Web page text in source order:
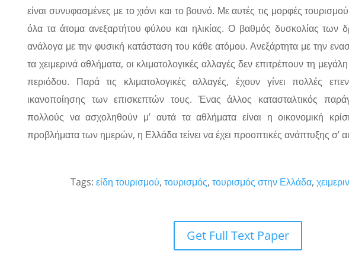
είναι συνυφασμένες με το χιόνι και το βουνό. Με αυτές τις μορφές
όλα τα άτομα ανεξαρτήτου φύλου και ηλικίας. Ο βαθμός δυσκολίας των
ανάλογα με την φυσική κατάσταση του κάθε ατόμου. Ανεξάρτητα με την
τα χειμερινά αθλήματα, οι κλιματολογικές αλλαγές δεν επιτρέπουν τη μεγάλη
περιόδου. Παρά τις κλιματολογικές αλλαγές, έχουν γίνει πολλές
ικανοποίησης των επισκεπτών τους. Ένας άλλος κατασταλτικός
πολλούς να ασχοληθούν μ’ αυτά τα αθλήματα είναι η οικονομική
προβλήματα των ημερών, η Ελλάδα τείνει να έχει προοπτικές ανάπτυξης σ’
Tags: είδη τουρισμού, τουρισμός, τουρισμός στην Ελλάδα,
Get Full Text Paper